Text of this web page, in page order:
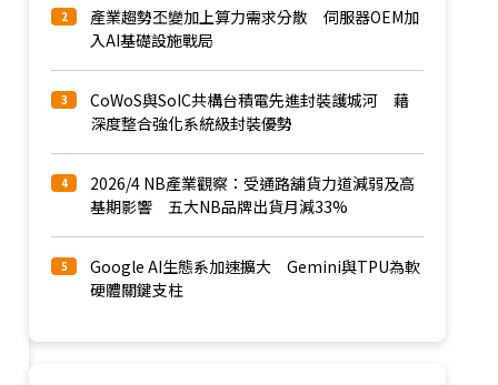
2
產業趨勢丕變加上算力需求分散 伺服器OEM加
入AI基礎設施戰局
3
CoWoS與SoIC共構台積電先進封裝護城河 藉
深度整合強化系統級封裝優勢
4
2026/4 NB產業觀察：受通路舖貨力道減弱及高
基期影響 五大NB品牌出貨月減33%
5
Google AI生態系加速擴大 Gemini與TPU為軟
硬體關鍵支柱